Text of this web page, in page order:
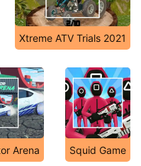
Xtreme ATV Trials 2021
Arena Squid Game